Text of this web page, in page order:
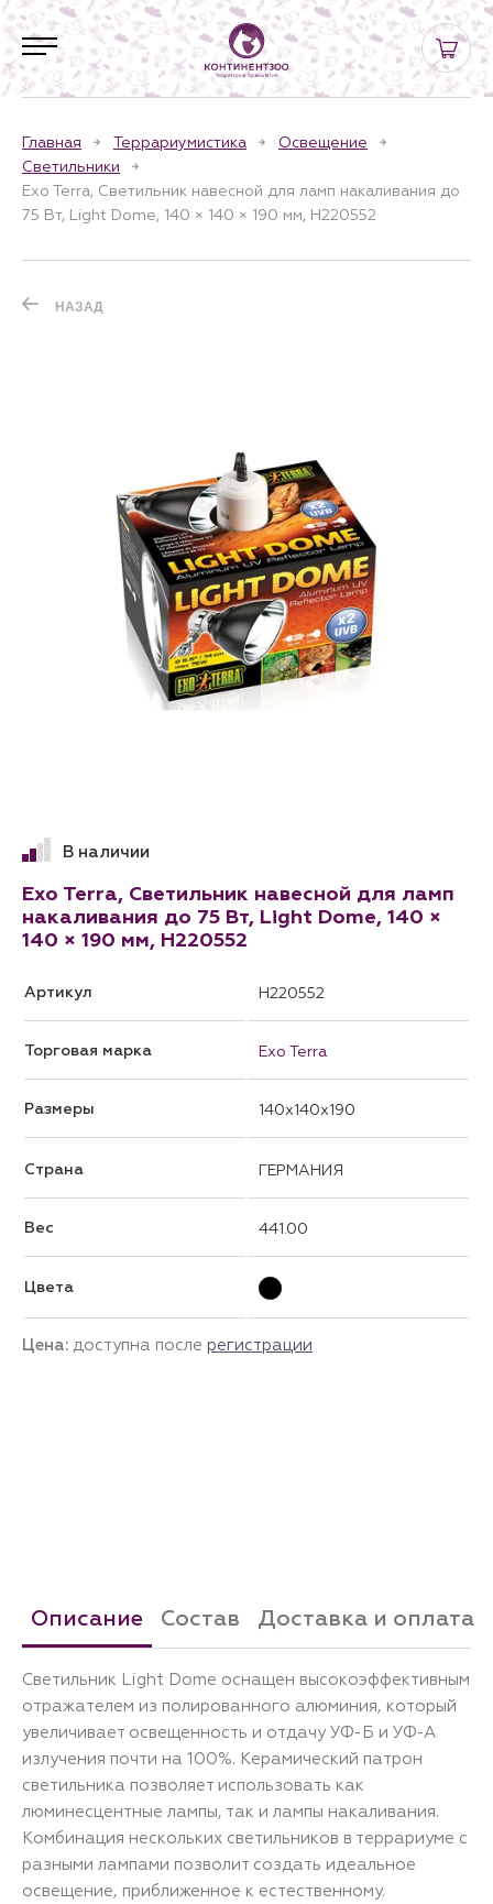
Главная Террариумистика
Освещение
Светильники
Exo Terra, Светильник навесной для ламп накаливания до
75 Вт, Light Dome, 140 × 140 × 190 мм, H220552
НАЗАД
В наличии
Exo Terra, Светильник навесной для ламп
накаливания до 75 Вт, Light Dome, 140 ×
140 × 190 мм, H220552
Артикул H220552
Торговая марка Exo Terra
Размеры 140x140x190
Страна ГЕРМАНИЯ
Вес 441.00
Цвета
Цена: доступна после регистрации
Описание Состав Доставка и оплата
Светильник Light Dome оснащен высокоэффективным
отражателем из полированного алюминия, который
увеличивает освещенность и отдачу УФ-Б и УФ-А
излучения почти на 100%. Керамический патрон
светильника позволяет использовать как
люминесцентные лампы, так и лампы накаливания.
Комбинация нескольких светильников в террариуме с
разными лампами позволит создать идеальное
освещение, приближенное к естественному.